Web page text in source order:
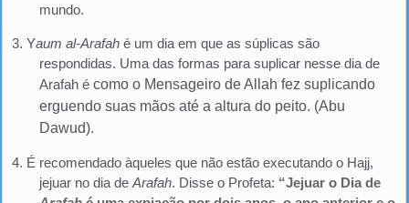
mundo.
3. Yaum al-Arafah é um dia em que as súplicas são
respondidas. Uma das formas para suplicar nesse dia de
Arafah écomoo Mensageiro de Allah fez suplicando
erguendo suas mãosaté a altura do peito. (Abu
Dawud).
4. É recomendado àqueles que não estão executando o Hajj,
jejuar no dia deArafah. Disse o Profeta: “Jejuar o Dia de